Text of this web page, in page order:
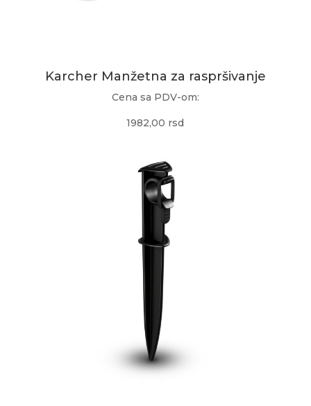
Karcher Manžetna za raspršivanje
Cena sa PDV-om:
1982,00 rsd